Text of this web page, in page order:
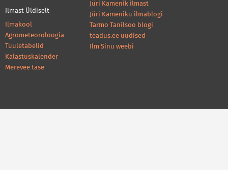
Ilmast Üldiselt
Ilmakool
Agrometeoroloogia
Tuuletabelid
Kalastuskalender
Merevee tase
Jüri Kamenik ilmast
Jüri Kameniku ilmablogi
Tarmo Tanilsoo blogi
teadus.ee uudised
Ilm Sinu weebi